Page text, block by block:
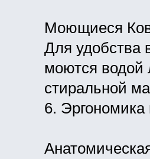
Моющиеся
Для удобства
моются водой
стиральной
6.